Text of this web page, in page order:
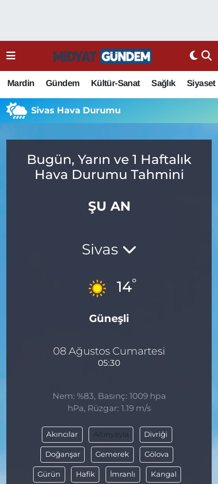
Mardin Gündem Kültür-Sanat Sağlık Siyaset
Sivas Hava Durumu
Bugün, Yarın ve 1 Haftalık
Hava Durumu Tahmini
ŞU AN
Sivas
14°
Güneşli
08 Ağustos Cumartesi
05:30
Nem: %83, Basınç: 1009 hpa
hPa, Rüzgar: 1.19 m/s
Akıncılar Altınyayla Divriği
Doğanşar Gemerek Gölova
Gürün Hafik İmranlı Kangal